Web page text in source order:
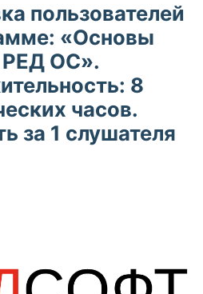
пользователей
«Основы
РЕД ОС».
8
часов.
за 1 слушателя